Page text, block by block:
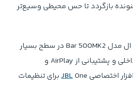
بازگردد تا حس محیطی وسیع‌تر
اتصالات در ساندبار جی بی ال مدل Bar 500MK2 در سطح بسیار
بالایی قرار دارد؛ از Wi-Fi داخلی و پشتیبانی از AirPlay و
JBL One برای تنظیمات